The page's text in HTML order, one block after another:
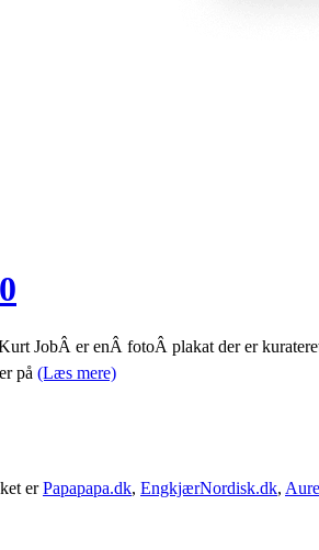
Kurt JobÂ er enÂ fotoÂ plakat der er
på (Læs mere)
erPapapapa.dk, EngkjærNordisk.dk,